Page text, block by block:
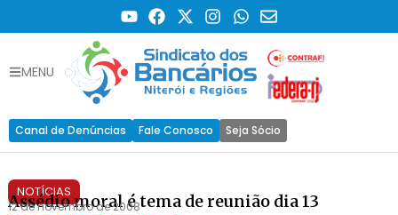
MENU
Canal de Denúncias Fale Conosco Seja Sócio
NOTÍCIAS
Assédio moral é tema de reunião dia 13
12 de novembro de 2008